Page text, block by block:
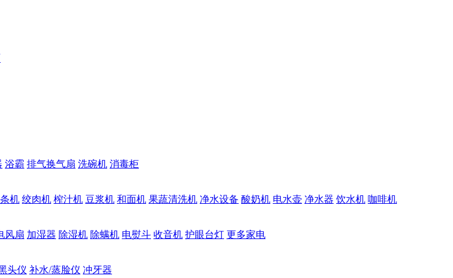
浴霸 排气换气扇 洗碗机 消毒柜
机 绞肉机 榨汁机 豆浆机 和面机 果蔬清洗机 净水设备 酸奶机 电水壶 净水器 饮水机 咖啡机
风扇 加湿器 除湿机 除螨机 电熨斗 收音机 护眼台灯 更多家电
头仪 补水/蒸脸仪 冲牙器